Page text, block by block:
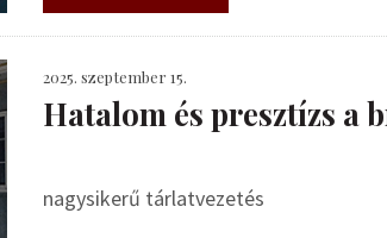
2025. szeptember 15.
Hatalom és presztízs a
nagysikerű tárlatvezetés